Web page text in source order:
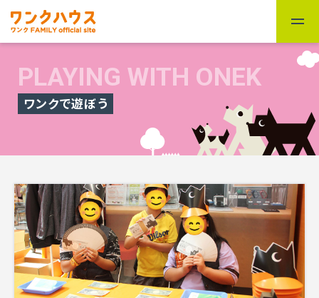
PLAYING WITH ONEK
ワンクで遊ぼう